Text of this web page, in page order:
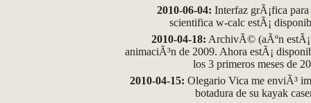
2010-06-04: Interfaz grÃ¡fica
scientifica w-calc estÃ¡
2010-04-18: ArchivÃ© (aÃºn
animaciÃ³n de 2009. Ahora estÃ¡
los 3 primeros meses de
2010-04-15: Olegario Vica me enviÃ³
botadura de su kayak